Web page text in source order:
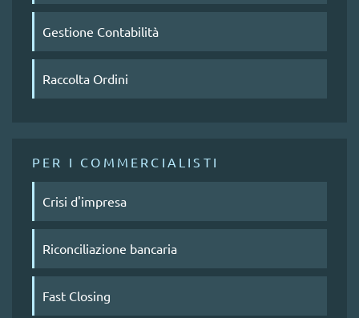
Gestione Contabilità
Raccolta Ordini
PER I COMMERCIALISTI
Crisi d'impresa
Riconciliazione bancaria
Fast Closing